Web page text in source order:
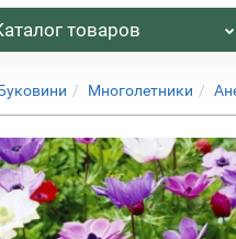
товаров
Многолетники